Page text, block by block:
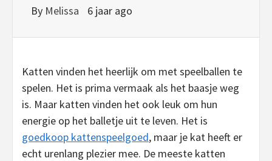
By Melissa 6 jaar ago
Katten vinden het heerlijk om met speelballen te
spelen. Het is prima vermaak als het baasje weg
is. Maar katten vinden het ook leuk om hun
energie op het balletje uit te leven. Het is
goedkoop kattenspeelgoed, maar je kat heeft er
echt urenlang plezier mee. De meeste katten